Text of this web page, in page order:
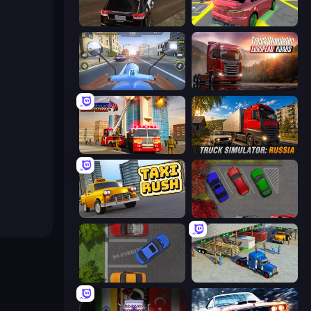
POLICE Chase Simulator Garage Parking
Moto Racing Club Truck Simulator: European Roads
Fire Truck Driving School Truck Simulator: Russia
Taxi Rush OK Parking
Parking Space Offroad Cargo Transport Truck